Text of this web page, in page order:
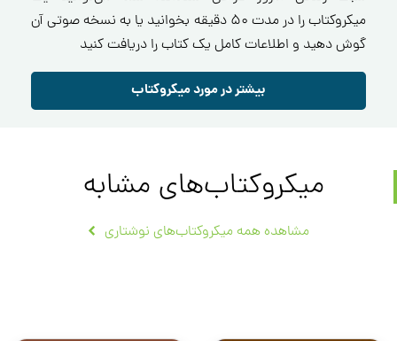
میکروکتاب را در مدت ۵۰ دقیقه بخوانید یا به نسخه صوتی آن
گوش دهید و اطلاعات کامل یک کتاب را دریافت کنید
بیشتر در مورد میکروکتاب
میکروکتاب‌های مشابه
مشاهده همه میکروکتاب‌های نوشتاری